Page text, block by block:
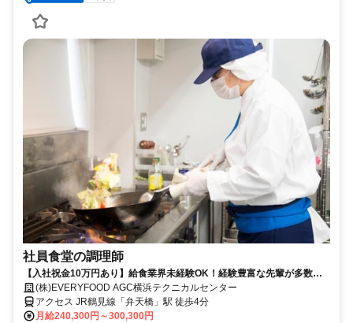
社員食堂の調理師
【入社祝金10万円あり】給食業界未経験OK！経験豊富な先輩が多数活
躍中！
(株)EVERYFOOD AGC横浜テクニカルセンター
アクセス JR鶴見線「弁天橋」駅 徒歩4分
月給240,300円～300,300円